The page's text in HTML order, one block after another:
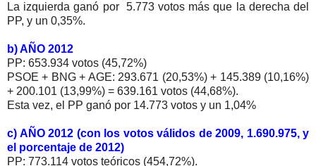
La izquierda ganó por 5.773 votos más que la derecha del
PP, y un 0,35%.
b) AÑO 2012
PP: 653.934 votos (45,72%)
PSOE + BNG + AGE: 293.671 (20,53%) + 145.389 (10,16%)
+ 200.101 (13,99%) = 639.161 votos (44,68%).
Esta vez, el PP ganó por 14.773 votos y un 1,04%
c) AÑO 2012 (con los votos válidos de 2009, 1.690.975, y
el porcentaje de 2012)
PP: 773.114 votos teóricos (454,72%).